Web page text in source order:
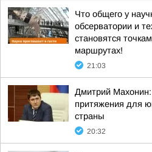
Что общего у
обсерватории и
становятся
маршрутах!
21:03
Дмитрий
притяжения для
страны
20:32